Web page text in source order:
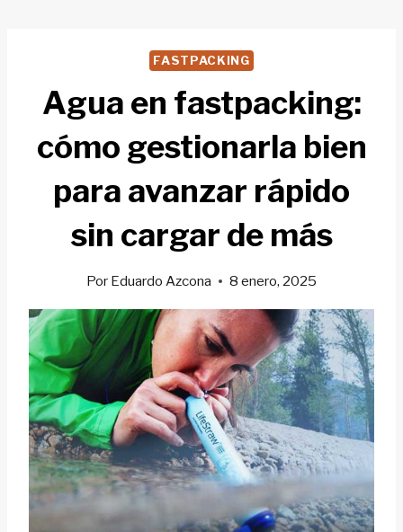
FASTPACKING
Agua en fastpacking:
cómo gestionarla bien
para avanzar rápido
sin cargar de más
Por Eduardo Azcona 8 enero, 2025